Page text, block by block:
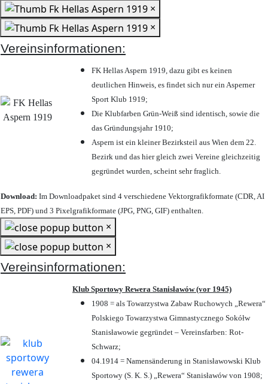
×
×
Vereinsinformationen:
FK Hellas Aspern 1919, dazu gibt es keinen
deutlichen Hinweis, es findet sich nur ein Asperner
Sport Klub 1919;
Die Klubfarben Grün-Weiß sind identisch, sowie die
das Gründungsjahr 1910;
Aspern ist ein kleiner Bezirksteil aus Wien dem 22.
Bezirk und das hier gleich zwei Vereine gleichzeitig
gegründet wurden, scheint sehr fraglich.
Download: Im Downloadpaket sind 4 verschiedene Vektorgrafikformate (CDR, AI
EPS, PDF) und 3 Pixelgrafikformate (JPG, PNG, GIF) enthalten.
×
×
Vereinsinformationen:
Klub Sportowy Rewera Stanisławów (vor 1945)
1908 = als Towarzystwa Zabaw Ruchowych „Rewera“
Polskiego Towarzystwa Gimnastycznego Sokółw
Stanisławowie gegründet – Vereinsfarben: Rot-
Schwarz;
04.1914 = Namensänderung in Stanisławowski Klub
Sportowy (S. K. S.) „Rewera“ Stanisławów von 1908;